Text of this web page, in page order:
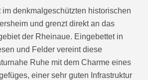
denkmalgeschützten historischen
und grenzt direkt an das
der Rheinaue. Eingebettet in
und Felder vereint diese
Ruhe mit dem Charme eines
einer sehr guten Infrastruktur